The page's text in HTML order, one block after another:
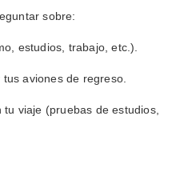
sobre:
estudios, trabajo, etc.).
aviones de regreso.
viaje (pruebas de estudios,